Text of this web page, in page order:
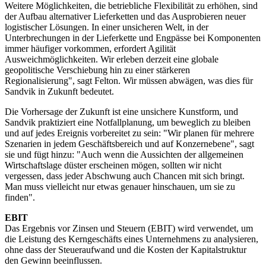
Weitere Möglichkeiten, die betriebliche Flexibilität zu erhöhen, sind
der Aufbau alternativer Lieferketten und das Ausprobieren neuer
logistischer Lösungen. In einer unsicheren Welt, in der
Unterbrechungen in der Lieferkette und Engpässe bei Komponenten
immer häufiger vorkommen, erfordert Agilität
Ausweichmöglichkeiten. Wir erleben derzeit eine globale
geopolitische Verschiebung hin zu einer stärkeren
Regionalisierung", sagt Felton. Wir müssen abwägen, was dies für
Sandvik in Zukunft bedeutet.
Die Vorhersage der Zukunft ist eine unsichere Kunstform, und
Sandvik praktiziert eine Notfallplanung, um beweglich zu bleiben
und auf jedes Ereignis vorbereitet zu sein: "Wir planen für mehrere
Szenarien in jedem Geschäftsbereich und auf Konzernebene", sagt
sie und fügt hinzu: "Auch wenn die Aussichten der allgemeinen
Wirtschaftslage düster erscheinen mögen, sollten wir nicht
vergessen, dass jeder Abschwung auch Chancen mit sich bringt.
Man muss vielleicht nur etwas genauer hinschauen, um sie zu
finden".
EBIT
Das Ergebnis vor Zinsen und Steuern (EBIT) wird verwendet, um
die Leistung des Kerngeschäfts eines Unternehmens zu analysieren,
ohne dass der Steueraufwand und die Kosten der Kapitalstruktur
den Gewinn beeinflussen.